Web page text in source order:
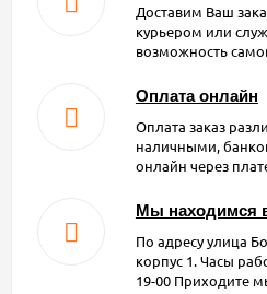
Доставим Ваш
курьером или
возможность
Оплата онлайн
Оплата заказ
наличными,
онлайн через
Мы находимся
По адресу улица
корпус 1. Часы
19-00 Приходите